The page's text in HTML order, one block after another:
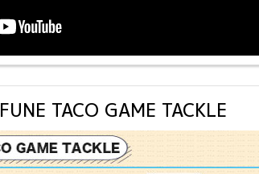
FUNE TACO GAME TACKLE